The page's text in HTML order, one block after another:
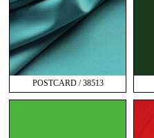
POSTCARD / 38513